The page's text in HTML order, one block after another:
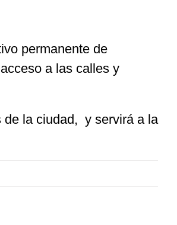
permanente de
a las calles y
de la ciudad, y servirá a la